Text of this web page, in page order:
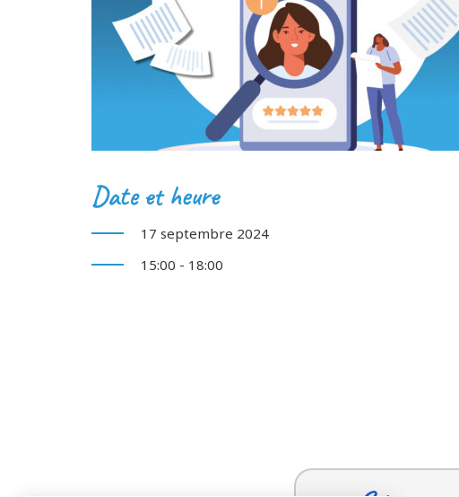
Date et heure
17 septembre 2024
15:00 - 18:00